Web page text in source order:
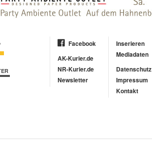
Facebook
AK-Kurier.de
NR-Kurier.de
Newsletter
Inserieren
Mediadaten
Datenschutz
Impressum
Kontakt